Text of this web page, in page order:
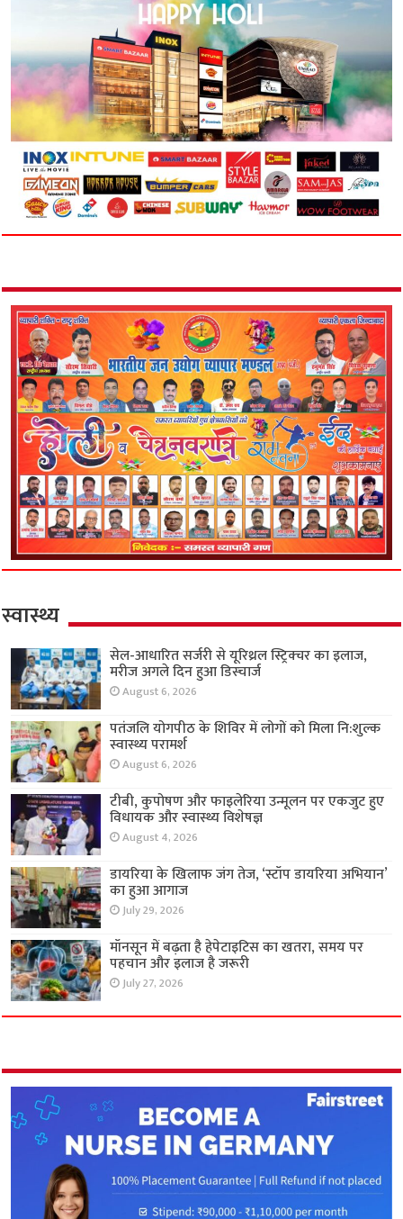
स्वास्थ्य
सेल-आधारित सर्जरी से यूरिथ्रल स्ट्रिक्चर का इलाज,
मरीज अगले दिन हुआ डिस्चार्ज
August 6, 2026
पतंजलि योगपीठ के शिविर में लोगों को मिला नि:शुल्क
स्वास्थ्य परामर्श
August 6, 2026
टीबी, कुपोषण और फाइलेरिया उन्मूलन पर एकजुट हुए
विधायक और स्वास्थ्य विशेषज्ञ
August 4, 2026
डायरिया के खिलाफ जंग तेज, ‘स्टॉप डायरिया अभियान’
का हुआ आगाज
July 29, 2026
मॉनसून में बढ़ता है हेपेटाइटिस का खतरा, समय पर
पहचान और इलाज है जरूरी
July 27, 2026